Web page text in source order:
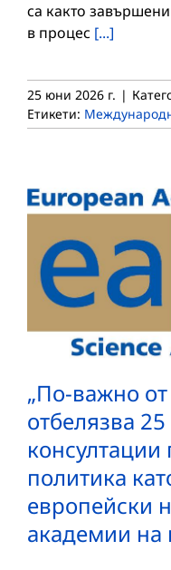
са както
в процес [...]
25 юни 2026 г. |
Етикети:
„По-важно от
отбелязва
консултации
политика
европейски
академии на